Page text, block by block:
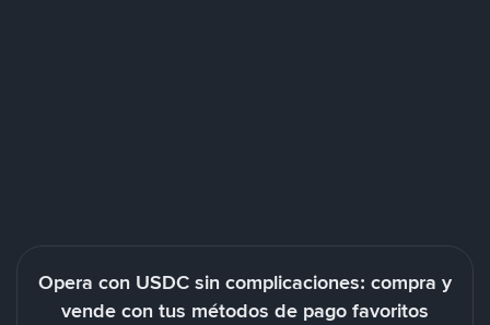
Opera con USDC sin complicaciones: compra y
vende con tus métodos de pago favoritos